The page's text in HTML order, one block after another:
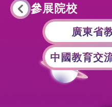
參展院校
廣東省
中國教育交